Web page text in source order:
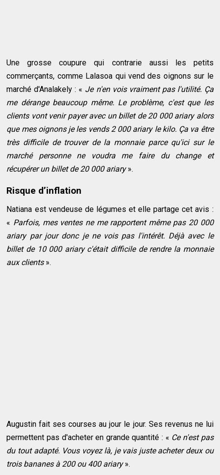
Une grosse coupure qui contrarie aussi les petits
commerçants, comme Lalasoa qui vend des oignons sur le
marché d'Analakely : « Je n'en vois vraiment pas l'utilité. Ça
me dérange beaucoup même. Le problème, c'est que les
clients vont venir payer avec un billet de 20 000 ariary alors
que mes oignons je les vends 2 000 ariary le kilo. Ça va être
très difficile de trouver de la monnaie parce qu'ici sur le
marché personne ne voudra me faire du change et
récupérer un billet de 20 000 ariary».
Risque d’inflation
Natiana est vendeuse de légumes et elle partage cet avis :
« Parfois, mes ventes ne me rapportent même pas 20 000
ariary par jour donc je ne vois pas l'intérêt. Déjà avec le
billet de 10 000 ariary c'était difficile de rendre la monnaie
aux clients».
Augustin fait ses courses au jour le jour. Ses revenus ne lui
permettent pas d'acheter en grande quantité : « Ce n'est pas
du tout adapté. Vous voyez là, je vais juste acheter deux ou
trois bananes à 200 ou 400 ariary».